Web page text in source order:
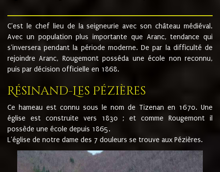
C'est le chef lieu de la seigneurie avec son château médiéval.
Avec un population plus importante que Aranc, tendance qui
s'inversera pendant la période moderne. De par la difficulté de
rejoindre Aranc, Rougemont posséda une école non reconnu,
puis par décision officielle en 1868.
Résinand-Les Pézières
Ce hameau est connu sous le nom de Tizenan en 1670. Une
église est construite vers 1830 ; et comme Rougemont il
possède une école depuis 1865.
L'église de notre dame des 7 douleurs se trouve aux Pézières.